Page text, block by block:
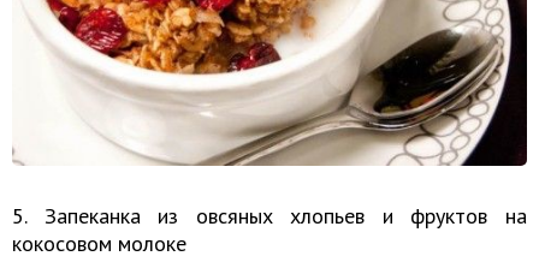
5. Запеканка из овсяных хлопьев и фруктов на
кокосовом молоке